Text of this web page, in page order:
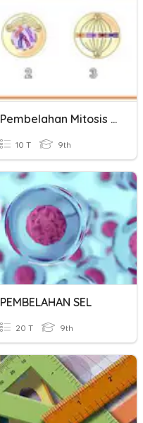
Pembelahan Mitosis Dan Meiosis
10 T 9th
PEMBELAHAN SEL
20 T 9th